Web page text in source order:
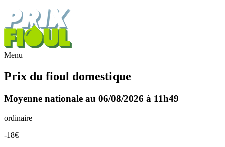
Menu
Prix du fioul domestique
Moyenne nationale au 06/08/2026 à 11h49
ordinaire
-18€